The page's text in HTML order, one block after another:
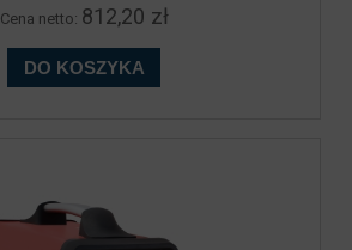
Cena netto: 812,20 zł
DO KOSZYKA